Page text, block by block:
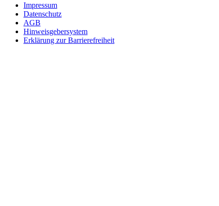
Impressum
Datenschutz
AGB
Hinweisgebersystem
Erklärung zur Barrierefreiheit